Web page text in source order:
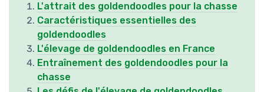
L'attrait des goldendoodles pour la chasse
Caractéristiques essentielles des
goldendoodles
L'élevage de goldendoodles en France
Entraînement des goldendoodles pour la
chasse